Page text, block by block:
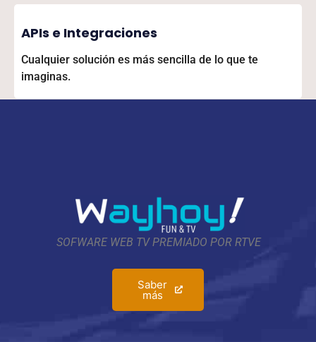
APIs e Integraciones
Cualquier solución es más sencilla de lo que te
imaginas.
SOFWARE WEB TV PREMIADO POR RTVE
Saber
más